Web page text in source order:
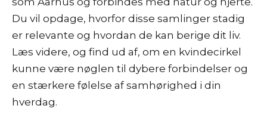
Du vil opdage, hvorfor disse samlinger stadig
er relevante og hvordan de kan berige dit liv.
Læs videre, og find ud af, om en kvindecirkel
kunne være nøglen til dybere forbindelser og
en stærkere følelse af samhørighed i din
hverdag.